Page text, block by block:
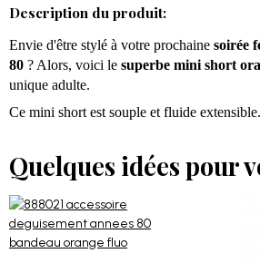
Description du produit:
Envie d'être stylé à votre prochaine soirée
80 ? Alors, voici le superbe mini short
unique adulte.
Ce mini short est souple et fluide extensible.
Quelques idées pour